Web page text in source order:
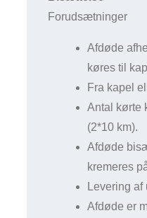
Forudsætninger
Afdøde
køres til
Fra kapel
Antal kørte
(2*10 km).
Afdøde
kremeres
Levering af
Afdøde er